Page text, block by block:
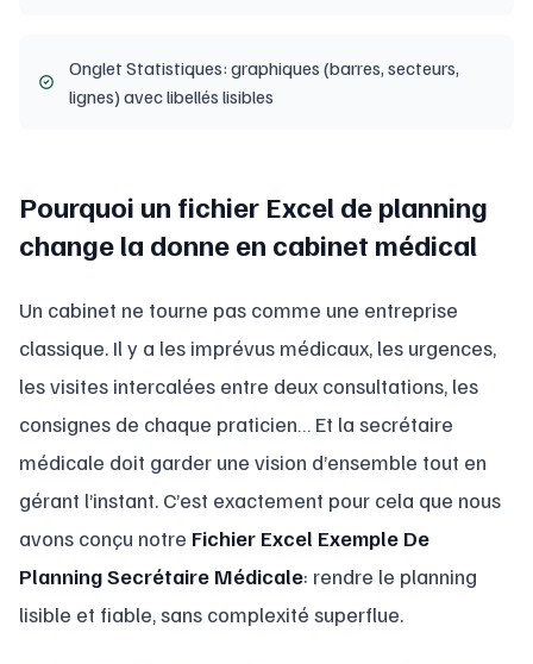
Onglet Statistiques: graphiques (barres, secteurs,
lignes) avec libellés lisibles
Pourquoi un fichier Excel de planning
change la donne en cabinet médical
Un cabinet ne tourne pas comme une entreprise
classique. Il y a les imprévus médicaux, les urgences,
les visites intercalées entre deux consultations, les
consignes de chaque praticien… Et la secrétaire
médicale doit garder une vision d’ensemble tout en
gérant l’instant. C’est exactement pour cela que nous
avons conçu notre Fichier Excel Exemple De
Planning Secrétaire Médicale: rendre le planning
lisible et fiable, sans complexité superflue.